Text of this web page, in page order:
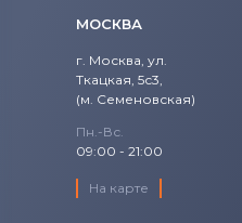
МОСКВА
г. Москва, ул.
Ткацкая, 5с3,
(м. Семеновская)
Пн.-Вс.
09:00 - 21:00
На карте